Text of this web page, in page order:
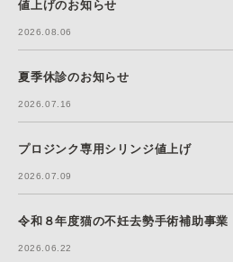
値上げのお知らせ
2026.08.06
夏季休診のお知らせ
2026.07.16
プロジンク専用シリンジ値上げ
2026.07.09
令和８年度猫の不妊去勢手術補助事業
2026.06.22